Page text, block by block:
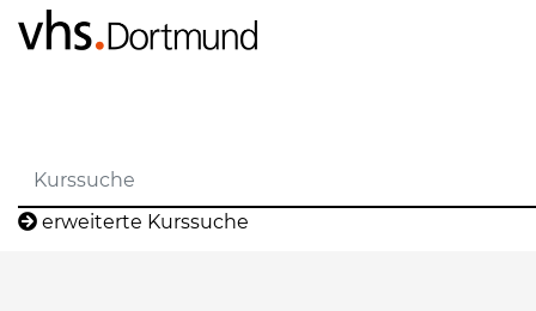
erweiterte Kurssuche